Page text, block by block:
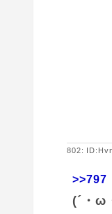
802:
>>797
(´・ω